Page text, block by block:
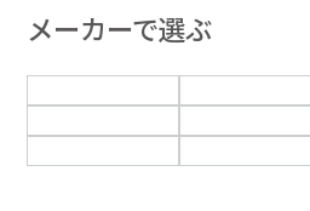
メーカーで選ぶ